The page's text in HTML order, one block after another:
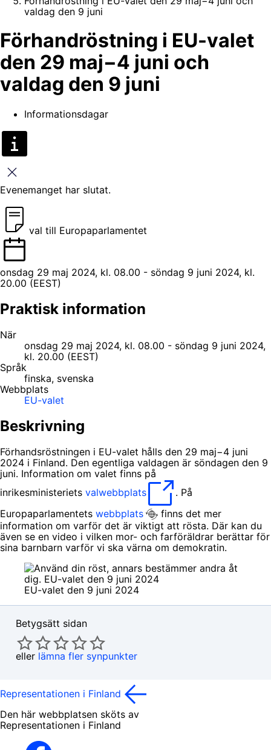
valdag den 9 juni
Förhandröstning i EU-valet
den 29 maj−4 juni och
valdag den 9 juni
Informationsdagar
Stäng
Evenemanget har slutat.
val till Europaparlamentet
onsdag 29 maj 2024, kl. 08.00 - söndag 9 juni 2024, kl.
20.00 (EEST)
Praktisk information
När
onsdag 29 maj 2024, kl. 08.00 - söndag 9 juni 2024,
kl. 20.00 (EEST)
Språk
finska, svenska
Webbplats
EU-valet
Beskrivning
Förhandsröstningen i EU-valet hålls den 29 maj−4 juni
2024 i Finland. Den egentliga valdagen är söndagen den 9
juni. Information om valet finns på
inrikesministeriets valwebbplats
. På
Europaparlamentets webbplats
finns det mer
information om varför det är viktigt att rösta. Där kan du
även se en video i vilken mor- och farföräldrar berättar för
sina barnbarn varför vi ska värna om demokratin.
EU-valet den 9 juni 2024
Betygsätt sidan
eller lämna fler synpunkter
Representationen i Finland
Den här webbplatsen sköts av
Representationen i Finland